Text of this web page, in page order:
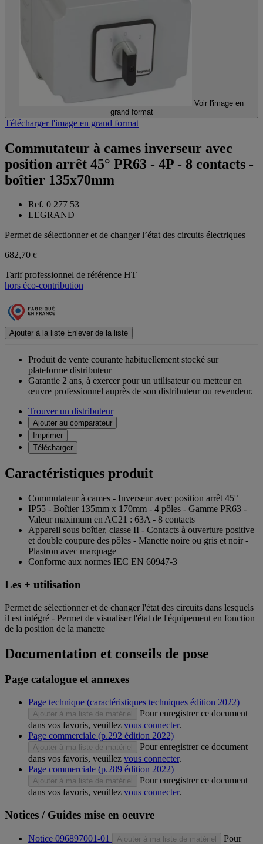
Voir l'image en
grand format
Télécharger l'image en grand format
Commutateur à cames inverseur avec
position arrêt 45° PR63 - 4P - 8 contacts -
boîtier 135x70mm
Ref. 0 277 53
LEGRAND
Permet de sélectionner et de changer l’état des circuits électriques
682,70 €
Tarif professionnel de référence HT
hors éco-contribution
Ajouter à la liste Enlever de la liste
Produit de vente courante habituellement stocké sur
plateforme distributeur
Garantie 2 ans, à exercer pour un utilisateur ou metteur en
œuvre professionnel auprès de son distributeur ou revendeur.
Trouver un distributeur
Ajouter au comparateur
Imprimer
Télécharger
Caractéristiques produit
Commutateur à cames - Inverseur avec position arrêt 45°
IP55 - Boîtier 135mm x 170mm - 4 pôles - Gamme PR63 -
Valeur maximum en AC21 : 63A - 8 contacts
Appareil sous boîtier, classe II - Contacts à ouverture positive
et double coupure des pôles - Manette noire ou gris et noir -
Plastron avec marquage
Conforme aux normes IEC EN 60947-3
Les + utilisation
Permet de sélectionner et de changer l'état des circuits dans lesquels
il est intégré - Permet de visualiser l'état de l'équipement en fonction
de la position de la manette
Documentation et conseils de pose
Page catalogue et annexes
Page technique (caractéristiques techniques édition 2022)
Ajouter à ma liste de matériel
Pour enregistrer ce document
dans vos favoris, veuillez vous connecter.
Page commerciale (p.292 édition 2022)
Ajouter à ma liste de matériel
Pour enregistrer ce document
dans vos favoris, veuillez vous connecter.
Page commerciale (p.289 édition 2022)
Ajouter à ma liste de matériel
Pour enregistrer ce document
dans vos favoris, veuillez vous connecter.
Notices / Guides mise en oeuvre
Notice 096897001-01 Ajouter à ma liste de matériel
Pour